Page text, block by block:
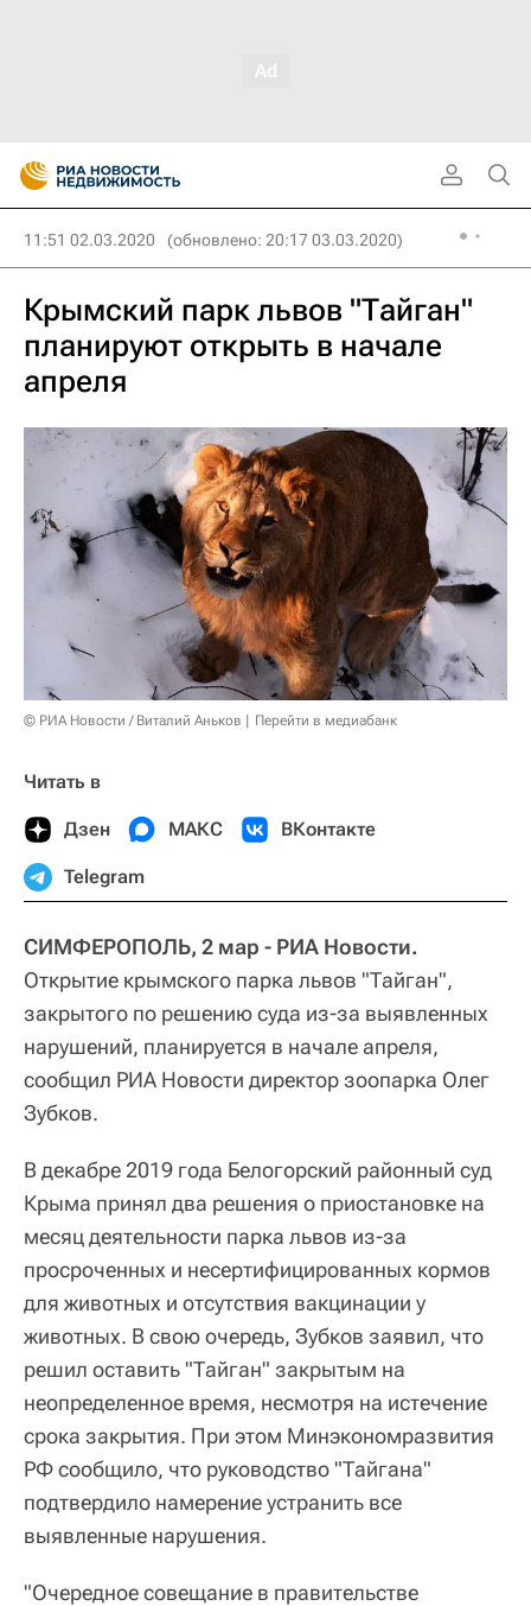
11:51 02.03.2020 (обновлено: 20:17 03.03.2020)
Крымский парк львов "Тайган"
планируют открыть в начале
апреля
© РИА Новости / Виталий Аньков Перейти в медиабанк
Читать в
Дзен МАКС ВКонтакте
Telegram
СИМФЕРОПОЛЬ, 2 мар - РИА Новости.
Открытие крымского парка львов "Тайган",
закрытого по решению суда из-за выявленных
нарушений, планируется в начале апреля,
сообщил РИА Новости директор зоопарка Олег
Зубков.
В декабре 2019 года Белогорский районный суд
Крыма принял два решения о приостановке на
месяц деятельности парка львов из-за
просроченных и несертифицированных кормов
для животных и отсутствия вакцинации у
животных. В свою очередь, Зубков заявил, что
решил оставить "Тайган" закрытым на
неопределенное время, несмотря на истечение
срока закрытия. При этом Минэкономразвития
РФ сообщило, что руководство "Тайгана"
подтвердило намерение устранить все
выявленные нарушения.
"Очередное совещание в правительстве